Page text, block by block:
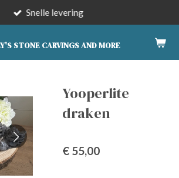
STONE CARVINGS AND MORE
Snelle levering
Yooperlite
draken
€ 55,00